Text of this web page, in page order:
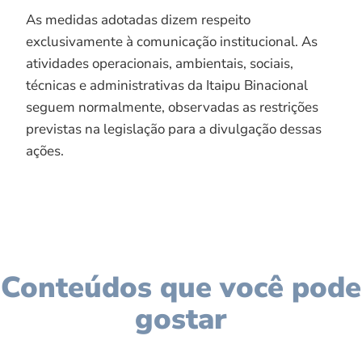
As medidas adotadas dizem respeito
exclusivamente à comunicação institucional. As
atividades operacionais, ambientais, sociais,
técnicas e administrativas da Itaipu Binacional
seguem normalmente, observadas as restrições
previstas na legislação para a divulgação dessas
ações.
Conteúdos que você pode
gostar